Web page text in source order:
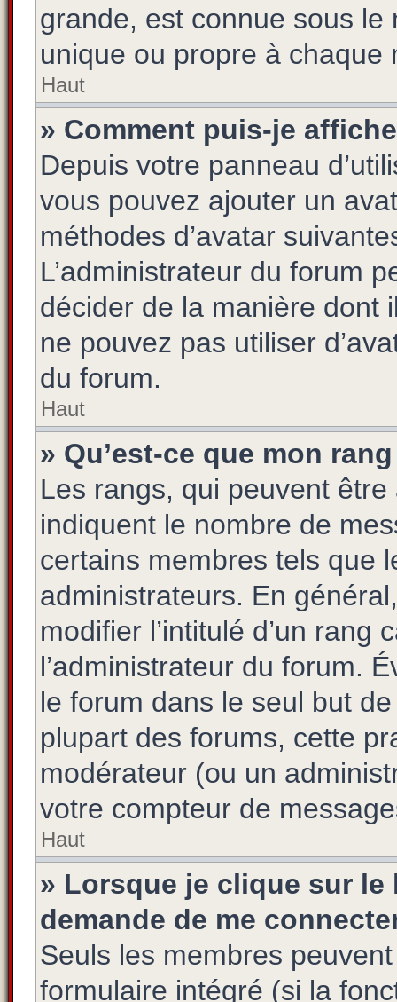
grande, est connue sous le
unique ou propre à chaque
Haut
» Comment puis-je
Depuis votre panneau
vous pouvez ajouter un
méthodes d’avatar
L’administrateur du forum
décider de la manière dont
ne pouvez pas utiliser
du forum.
Haut
» Qu’est-ce que mon
Les rangs, qui peuvent être
indiquent le nombre de
certains membres tels que
administrateurs. En
modifier l’intitulé d’un rang
l’administrateur du forum.
le forum dans le seul but
plupart des forums, cette
modérateur (ou un
votre compteur de
Haut
» Lorsque je clique sur
demande de me
Seuls les membres
formulaire intégré (si la